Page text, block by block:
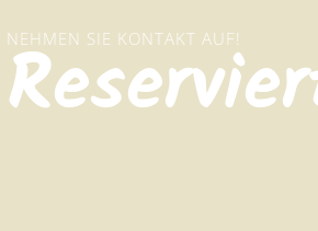
NEHMEN SIE KONTAKT AUF!